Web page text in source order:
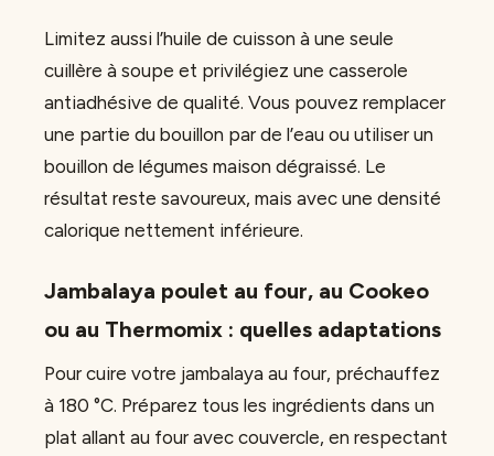
Limitez aussi l’huile de cuisson à une seule
cuillère à soupe et privilégiez une casserole
antiadhésive de qualité. Vous pouvez remplacer
une partie du bouillon par de l’eau ou utiliser un
bouillon de légumes maison dégraissé. Le
résultat reste savoureux, mais avec une densité
calorique nettement inférieure.
Jambalaya poulet au four, au Cookeo
ou au Thermomix : quelles adaptations
Pour cuire votre jambalaya au four, préchauffez
à 180 °C. Préparez tous les ingrédients dans un
plat allant au four avec couvercle, en respectant